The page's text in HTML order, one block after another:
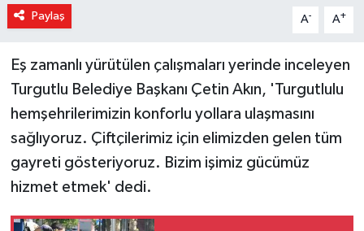
Paylaş A- A+
Eş zamanlı yürütülen çalışmaları yerinde inceleyen
Turgutlu Belediye Başkanı Çetin Akın, 'Turgutlulu
hemşehrilerimizin konforlu yollara ulaşmasını
sağlıyoruz. Çiftçilerimiz için elimizden gelen tüm
gayreti gösteriyoruz. Bizim işimiz gücümüz
hizmet etmek' dedi.
Son Dakika
Spor